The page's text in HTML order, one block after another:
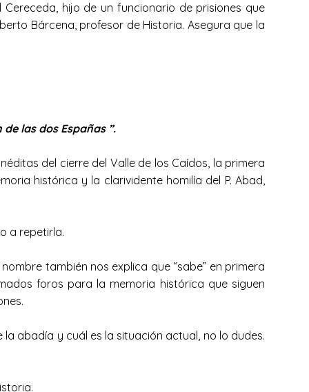
hijo de un funcionario de prisiones que
Bárcena, profesor de Historia. Asegura que la
las dos Españas ”.
del cierre del Valle de los Caídos, la primera
histórica y la clarividente homilía del P. Abad,
a repetirla.
también nos explica que “sabe” en primera
foros para la memoria histórica que siguen
abadía y cuál es la situación actual, no lo dudes.